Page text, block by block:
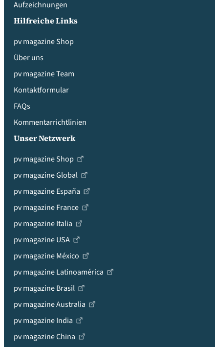
Aufzeichnungen
Hilfreiche Links
pv magazine Shop
Über uns
pv magazine Team
Kontaktformular
FAQs
Kommentarrichtlinien
Unser Netzwerk
pv magazine Shop
pv magazine Global
pv magazine España
pv magazine France
pv magazine Italia
pv magazine USA
pv magazine México
pv magazine Latinoamérica
pv magazine Brasil
pv magazine Australia
pv magazine India
pv magazine China